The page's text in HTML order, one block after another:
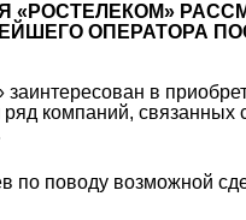
«РОСТЕЛЕКОМ»
ОПЕРАТОРА
в
компаний, связанных
по поводу возможной